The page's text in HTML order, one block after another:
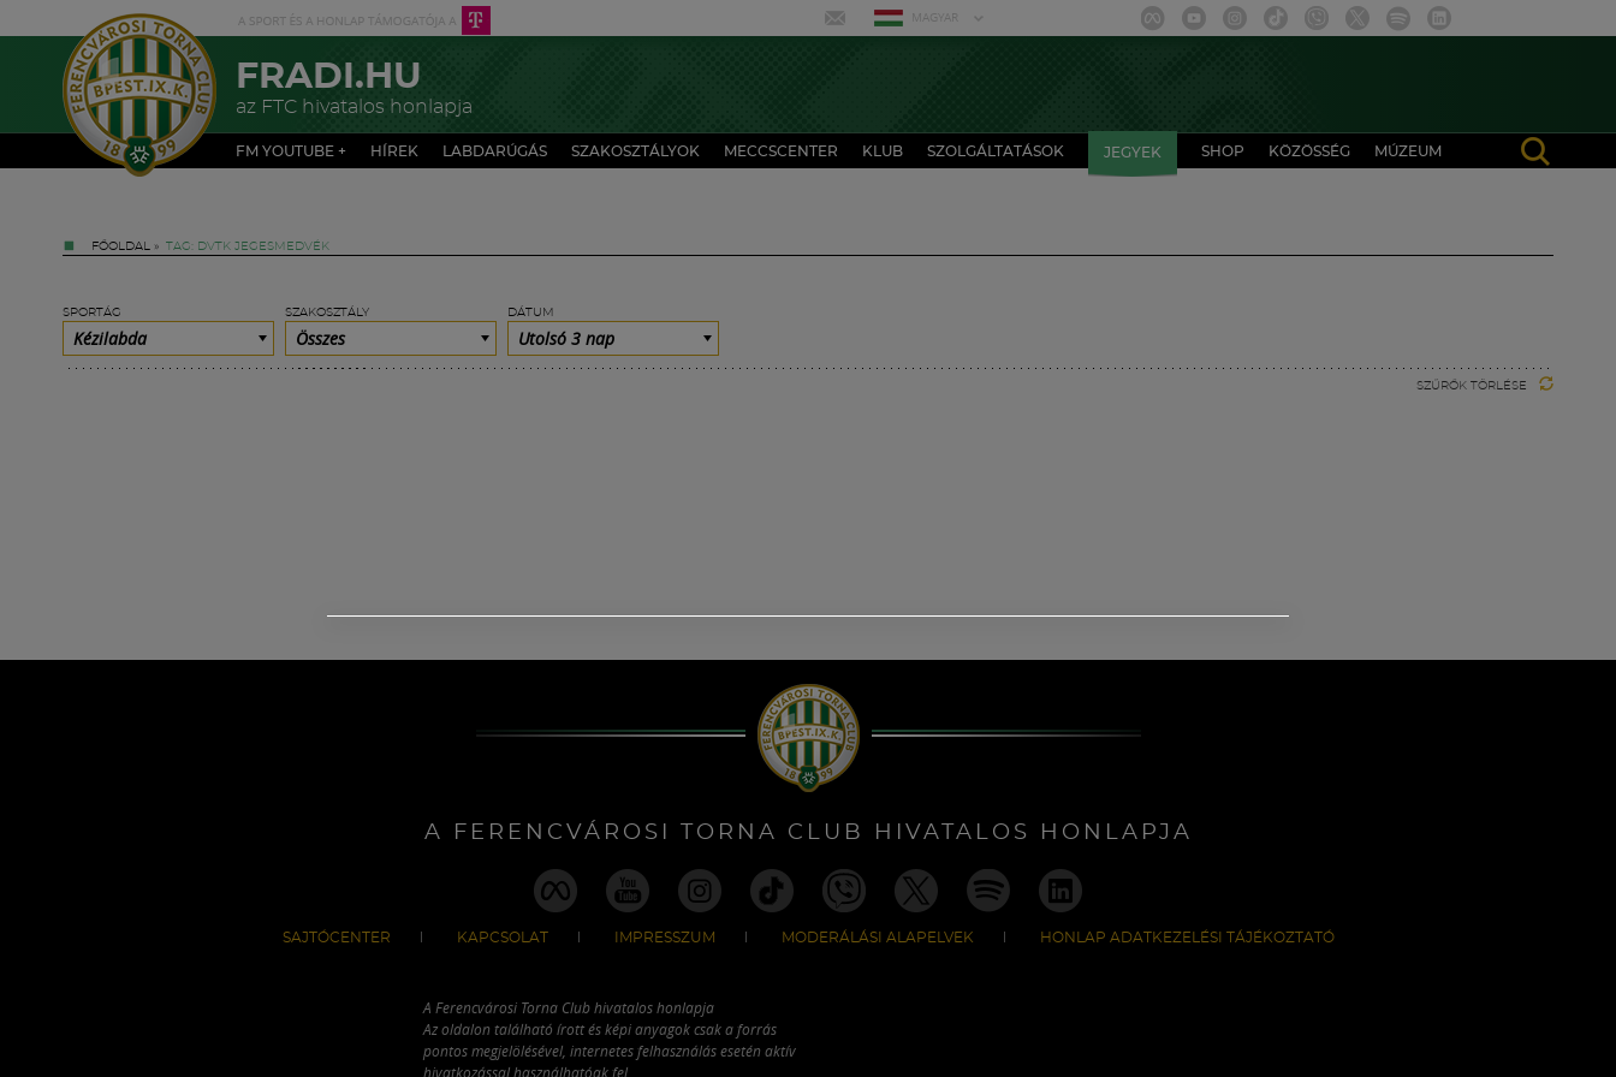
MAGYAR
FRADI.HU
az FTC hivatalos honlapja
FM YOUTUBE + HÍREK LABDARÚGÁS SZAKOSZTÁLYOK MECCSCENTER KLUB SZOLGÁLTATÁSOK JEGYEK SHOP KÖZÖSSÉG MÚZEUM
FŐOLDAL » TAG: DVTK JEGESMEDVÉK
SPORTÁG
Kézilabda
SZAKOSZTÁLY
Összes
DÁTUM
Utolsó 3 nap
SZŰRŐK TÖRLÉSE
A FERENCVÁROSI TORNA CLUB HIVATALOS HONLAPJA
SAJTÓCENTER KAPCSOLAT IMPRESSZUM MODERÁLÁSI ALAPELVEK HONLAP ADATKEZELÉSI TÁJÉKOZTATÓ
A Ferencvárosi Torna Club hivatalos honlapja
Az oldalon található írott és képi anyagok csak a forrás
pontos megjelölésével, internetes felhasználás esetén aktív
hivatkozással használhatóak fel.